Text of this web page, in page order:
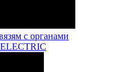
с органами
ELECTRIC